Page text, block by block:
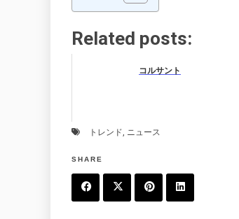
Related posts:
コルサント
トレンド, ニュース
SHARE